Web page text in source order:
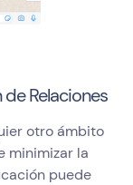
Relaciones
otro ámbito
minimizar la
puede